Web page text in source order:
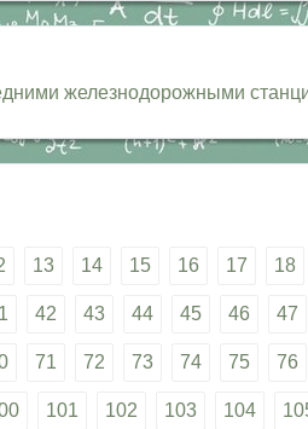
железнодорожными
13 14 15 16 17 18
42 43 44 45 46 47
71 72 73 74 75 76
101 102 103 104